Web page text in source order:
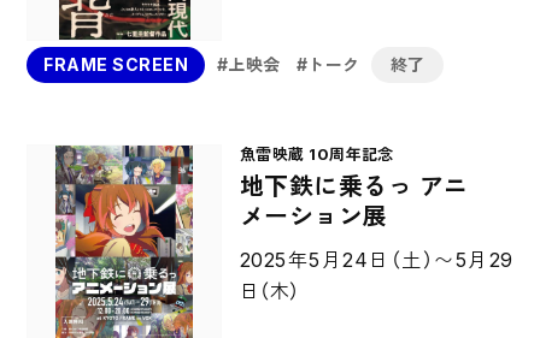
FRAME SCREEN 上映会 トーク 終了
魚雷映蔵 10周年記念
地下鉄に乗るっ アニ
メーション展
2025年5月24日（土）〜5月29
日（木）